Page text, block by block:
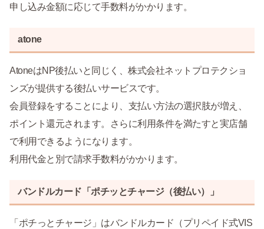
申し込み金額に応じて手数料がかかります。
atone
AtoneはNP後払いと同じく、株式会社ネットプロテクショ
ンズが提供する後払いサービスです。
会員登録をすることにより、支払い方法の選択肢が増え、
ポイント還元されます。さらに利用条件を満たすと実店舗
で利用できるようになります。
利用代金と別で請求手数料がかかります。
バンドルカード「ポチッとチャージ（後払い）」
「ポチっとチャージ」はバンドルカード（プリペイド式VIS